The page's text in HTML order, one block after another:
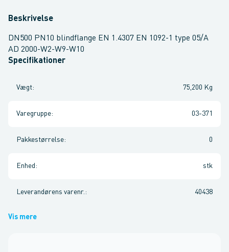
Beskrivelse
DN500 PN10 blindflange EN 1.4307 EN 1092-1 type 05/A
AD 2000-W2-W9-W10
Specifikationer
Vægt: 75,200 Kg
Varegruppe: 03-371
Pakkestørrelse: 0
Enhed : stk
Leverandørens varenr. : 40438
Vis mere